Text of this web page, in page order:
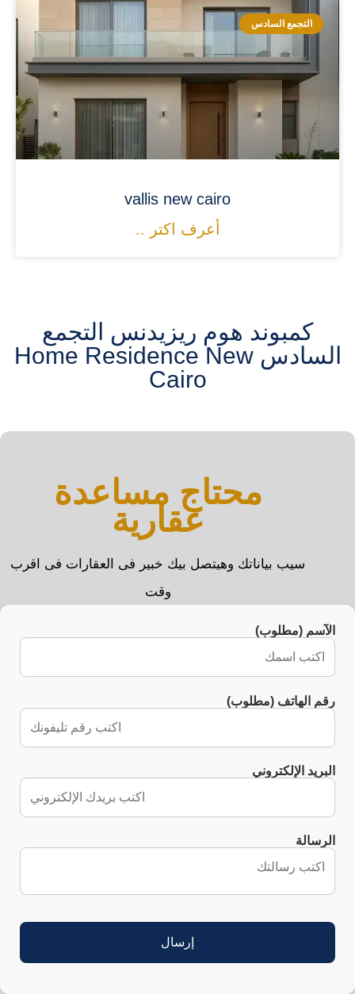
التجمع السادس
vallis new cairo
أعرف اكتر ..
كمبوند هوم ريزيدنس التجمع
السادس Home Residence New
Cairo
محتاج مساعدة
عقارية
سيب بياناتك وهيتصل بيك خبير فى العقارات فى اقرب
وقت
الآسم (مطلوب)
رقم الهاتف (مطلوب)
البريد الإلكتروني
الرسالة